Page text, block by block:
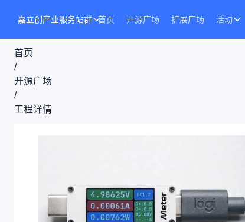
嘉立创产业服务站群 首页 开源广场 扩展广场 活动
首页
/
开源广场
/
工程详情